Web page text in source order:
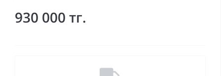
930 000 тг.